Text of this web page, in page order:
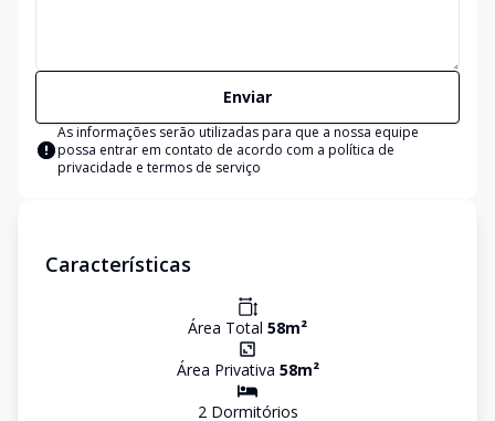
Enviar
As informações serão utilizadas para que a nossa equipe
possa entrar em contato de acordo com a política de
privacidade e termos de serviço
Características
Área Total 58m²
Área Privativa 58m²
2Dormitórios